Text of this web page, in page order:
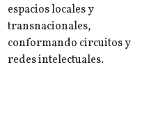
espacios locales y
transnacionales,
conformando circuitos y
redes intelectuales.